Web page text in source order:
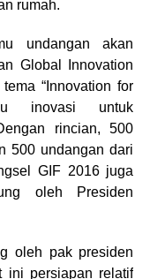
rumah.
undangan akan
Global Innovation
“Innovation for
inovasi untuk
rincian, 500
500 undangan dari
GIF 2016 juga
oleh Presiden
oleh pak presiden
ini persiapan relatif